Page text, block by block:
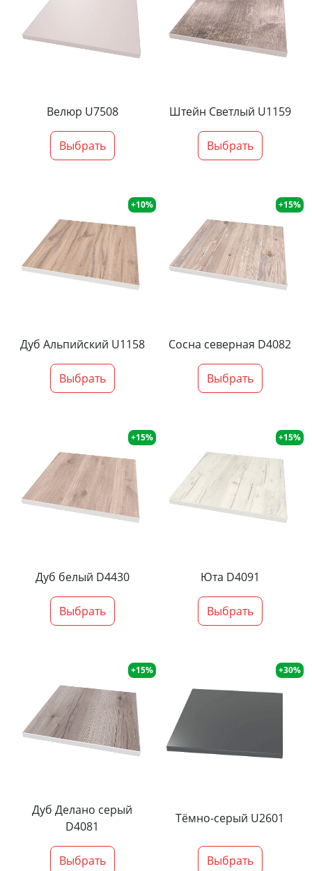
Велюр U7508
Выбрать
Штейн Светлый U1159
Выбрать
+10%
Дуб Альпийский U1158
Выбрать
+15%
Сосна северная D4082
Выбрать
+15%
Дуб белый D4430
Выбрать
+15%
Юта D4091
Выбрать
+15%
Дуб Делано серый
D4081
Выбрать
+30%
Тёмно-серый U2601
Выбрать